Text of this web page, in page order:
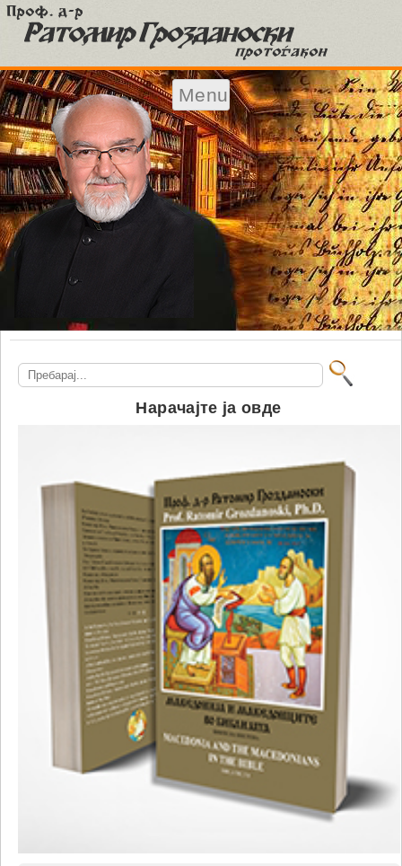
Menu
Skip to content
Search
for:
Нарачајте ја овде